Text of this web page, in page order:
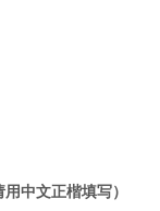
用中文正楷填写）